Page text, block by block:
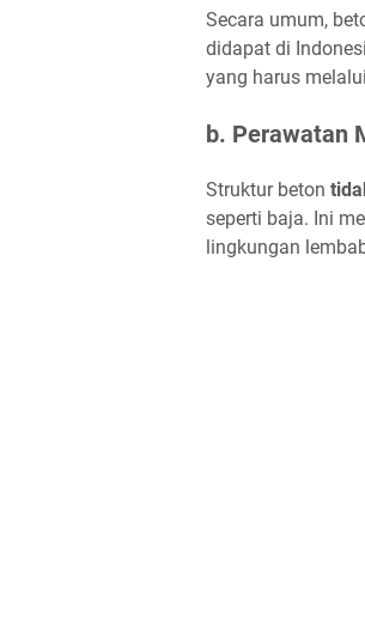
Secara umum,
didapat di
yang harus
b. Perawatan
Struktur beton
seperti baja. Ini
lingkungan